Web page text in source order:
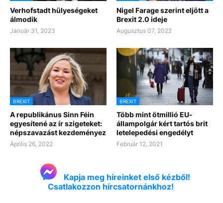
Verhofstadt hülyeségeket
álmodik
Január 31, 2023
Nigel Farage szerint eljött a
Brexit 2.0 ideje
Augusztus 07, 2022
BREXIT
A republikánus Sinn Féin
egyesítené az ír szigeteket:
népszavazást kezdeményez
Április 26, 2022
BREXIT
Több mint ötmillió EU-
állampolgár kért tartós brit
letelepedési engedélyt
Február 12, 2021
Kapja meg híreinket első kézből!
Csatlakozzon hírcsatornánkhoz!